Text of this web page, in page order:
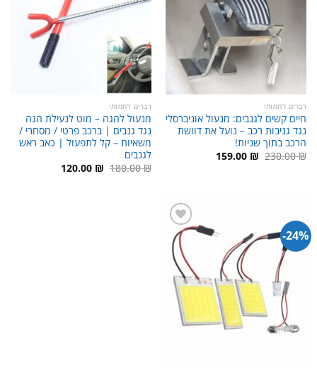
דברים לחמותי
חיים קשים לגנבים: מנעול אוניברסלי
נגד גניבות רכב – נועל את דוושת
הרכב בתוך שניות!
230.00₪ המחיר
המקורי
159.00 ₪ המחיר
דברים לחמותי
מנעול להגה – מוט לנעילת הגה
נגד גנבים | ברכב פרטי / מסחרי /
משאיות – קל לתפעול | כאב ראש
לגנבים
180.00₪ המחיר
המקורי
120.00 ₪ המחיר
24%-